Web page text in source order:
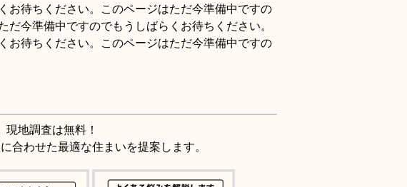
お待ちください。このページはただ今準備中ですの
今準備中ですのでもうしばらくお待ちください。
お待ちください。このページはただ今準備中ですの
現地調査は無料！
合わせた最適な住まいを提案します。